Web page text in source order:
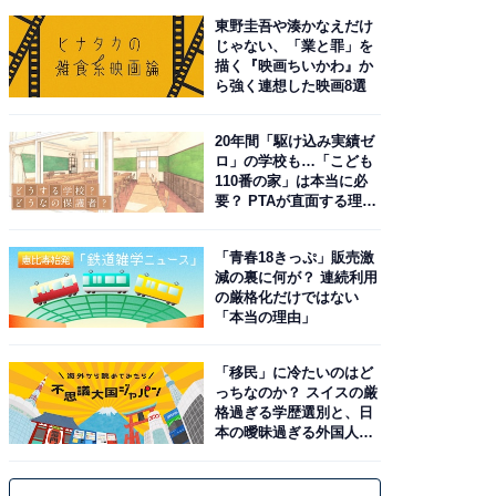
東野圭吾や湊かなえだけ
じゃない、「業と罪」を
描く『映画ちいかわ』か
ら強く連想した映画8選
20年間「駆け込み実績ゼ
ロ」の学校も…「こども
110番の家」は本当に必
要？ PTAが直面する理想
「青春18きっぷ」販売激
減の裏に何が？ 連続利用
の厳格化だけではない
「本当の理由」
「移民」に冷たいのはど
っちなのか？ スイスの厳
格過ぎる学歴選別と、日
本の曖昧過ぎる外国人政